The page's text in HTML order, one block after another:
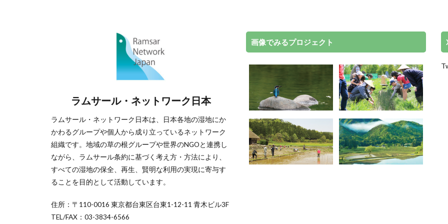
ラムサール・ネットワーク日本
ラムサール・ネットワーク日本は、日本各地の湿地にか
かわるグループや個人から成り立っているネットワーク
組織です。地域の草の根グループや世界のNGOと連携し
ながら、ラムサール条約に基づく考え方・方法により、
すべての湿地の保全、再生、賢明な利用の実現に寄与す
ることを目的として活動しています。
住所：〒110-0016 東京都台東区台東1-12-11 青木ビル3F
TEL/FAX：03-3834-6566
画像でみるプロジェクト